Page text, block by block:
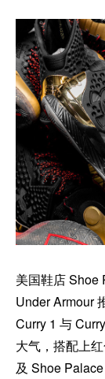
美国鞋店 Shoe
Under Armour
Curry 1 与
大气，搭配上
及 Shoe